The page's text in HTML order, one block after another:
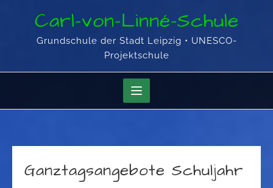
Carl-von-Linné-Schule
Grundschule der Stadt Leipzig • UNESCO-
Projektschule
Ganztagsangebote Schuljahr